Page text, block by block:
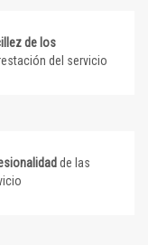
de los
del servicio
de las